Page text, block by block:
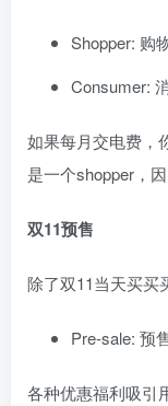
Shopper: 购
Consumer:
如果每月交电费，
是一个shopper，
双11预售
除了双11当天买买
Pre-sale: 预
各种优惠福利吸引